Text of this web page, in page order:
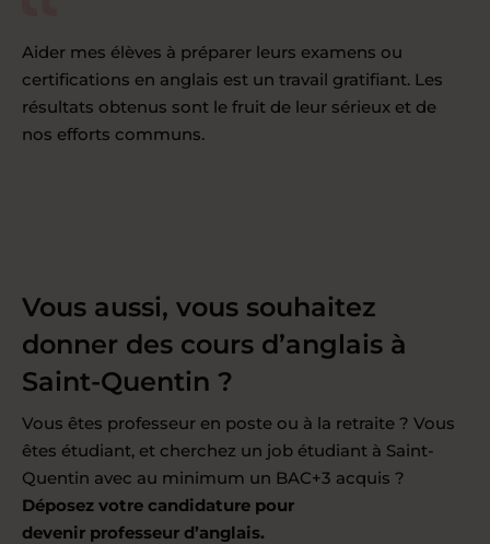
Aider mes élèves à préparer leurs examens ou
certifications en anglais est un travail gratifiant. Les
résultats obtenus sont le fruit de leur sérieux et de
nos efforts communs.
Vous aussi, vous souhaitez
donner des cours d’anglais à
Saint-Quentin ?
Vous êtes professeur en poste ou à la retraite ? Vous
êtes étudiant, et cherchez un job étudiant à Saint-
Quentin avec au minimum un BAC+3 acquis ?
Déposez votre candidature pour
devenir professeur d’anglais.